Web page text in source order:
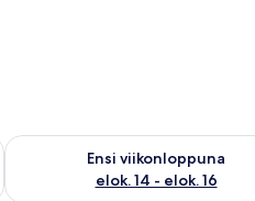
7 - elok. 9
Ensi viikonloppuna
elok. 14 - elok. 16
Tarkista ensi viikonlopun